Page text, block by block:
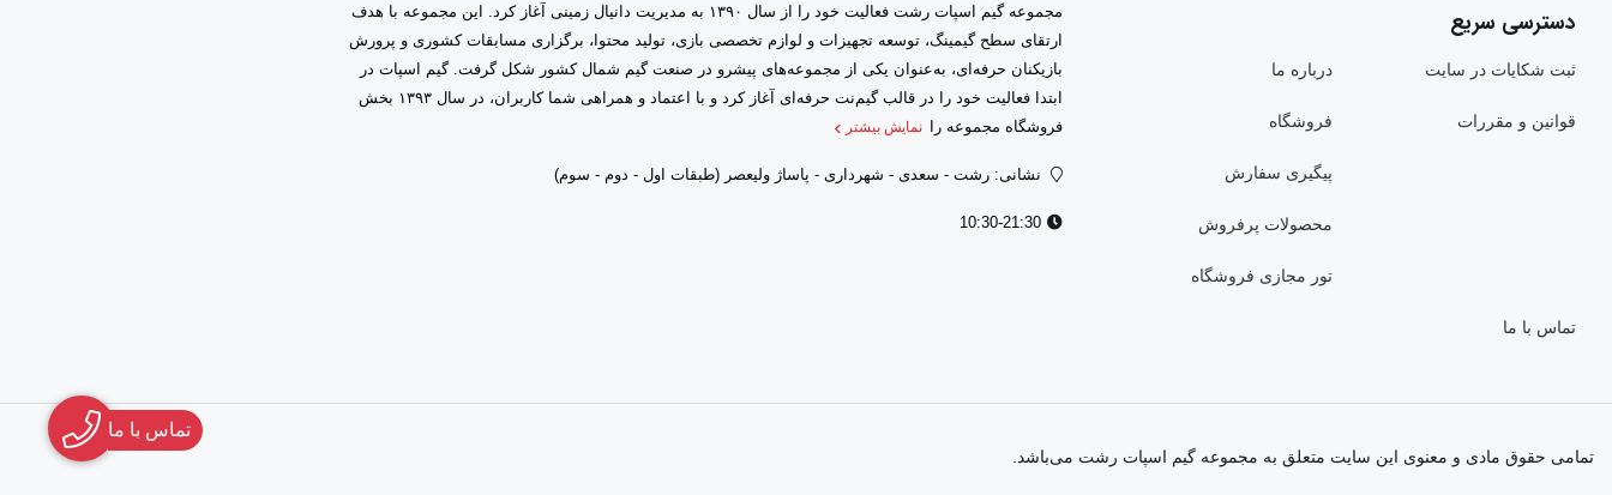
دسترسی سریع
ثبت شکایات در سایت درباره ما
قوانین و مقررات فروشگاه
پیگیری سفارش
محصولات پرفروش
تور مجازی فروشگاه
تماس با ما
مجموعه گیم اسپات رشت فعالیت خود را از سال ۱۳۹۰ به مدیریت دانیال زمینی آغاز کرد. این مجموعه با هدف
ارتقای سطح گیمینگ، توسعه تجهیزات و لوازم تخصصی بازی، تولید محتوا، برگزاری مسابقات کشوری و پرورش
بازیکنان حرفه‌ای، به‌عنوان یکی از مجموعه‌های پیشرو در صنعت گیم شمال کشور شکل گرفت. گیم اسپات در
ابتدا فعالیت خود را در قالب گیم‌نت حرفه‌ای آغاز کرد و با اعتماد و همراهی شما کاربران، در سال ۱۳۹۳ بخش
فروشگاه مجموعه را نمایش بیشتر
نشانی: رشت - سعدى - شهرداری - پاساژ ولیعصر (طبقات اول - دوم - سوم)
10:30-21:30
تمامی حقوق مادی و معنوی این سایت متعلق به مجموعه گیم اسپات رشت می‌باشد.
تماس با ما